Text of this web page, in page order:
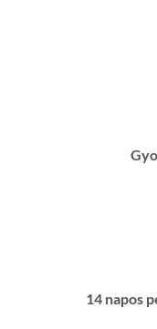
14 napos